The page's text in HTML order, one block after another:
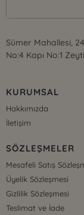
Sümer Mahallesi,
No:4 Kapı No:1
KURUMSAL
Hakkımızda
İletişim
SÖZLEŞMELER
Mesafeli Satış
Üyelik Sözleşmesi
Gizlilik Sözleşmesi
Teslimat ve İade